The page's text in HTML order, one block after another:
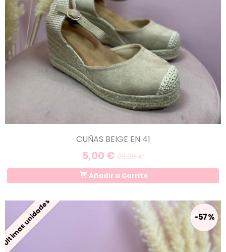
CUÑAS BEIGE EN 41
5,00 € 28,99 €
Añadir a Carrito
Últimas unidades -57 %